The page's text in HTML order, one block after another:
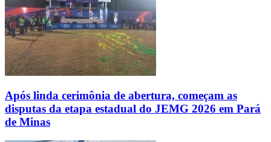
Após linda cerimônia de abertura, começam as
disputas da etapa estadual do JEMG 2026 em Pará
de Minas